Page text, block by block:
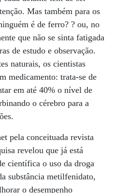
Mas também para os
é de ferro? ? ou, no
que não se sinta fatigada
de estudo e observação.
naturais, os cientistas
medicamento: trata-se de
em até 40% o nível de
o cérebro para a
pela conceituada revista
revelou que já está
científica o uso da droga
substância metilfenidato,
o desempenho